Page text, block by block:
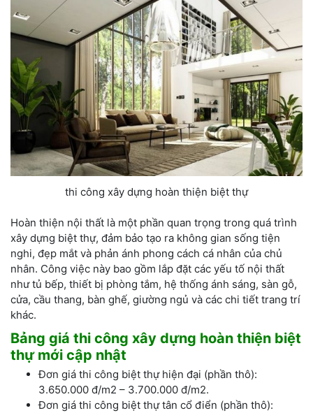
thi công xây dựng hoàn thiện biệt thự
Hoàn thiện nội thất là một phần quan trọng trong quá trình
xây dựng biệt thự, đảm bảo tạo ra không gian sống tiện
nghi, đẹp mắt và phản ánh phong cách cá nhân của chủ
nhân. Công việc này bao gồm lắp đặt các yếu tố nội thất
như tủ bếp, thiết bị phòng tắm, hệ thống ánh sáng, sàn gỗ,
cửa, cầu thang, bàn ghế, giường ngủ và các chi tiết trang trí
khác.
Bảng giá thi công xây dựng hoàn thiện biệt
thự mới cập nhật
Đơn giá thi công biệt thự hiện đại (phần thô):
3.650.000 đ/m2 – 3.700.000 đ/m2.
Đơn giá thi công biệt thự tân cổ điển (phần thô):